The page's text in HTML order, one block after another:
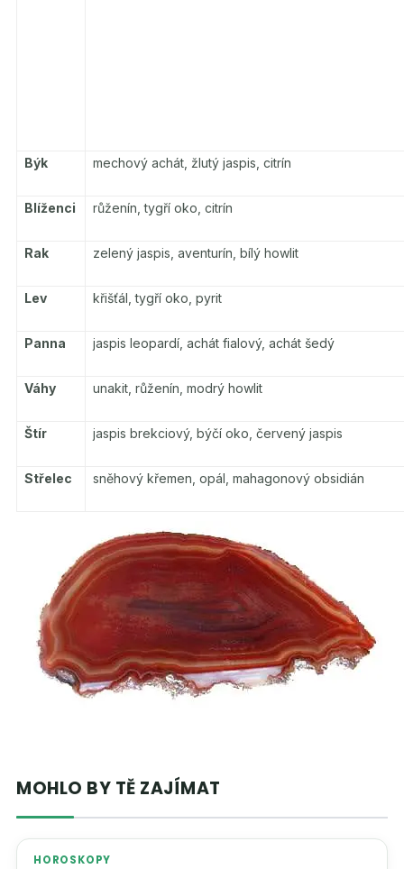
Býk mechový achát, žlutý jaspis, citrín
Blíženci růženín, tygří oko, citrín
Rak zelený jaspis, aventurín, bílý howlit
Lev křišťál, tygří oko, pyrit
Panna jaspis leopardí, achát fialový, achát šedý
Váhy unakit, růženín, modrý howlit
Štír jaspis brekciový, býčí oko, červený jaspis
Střelec sněhový křemen, opál, mahagonový obsidián
MOHLO BY TĚ ZAJÍMAT
HOROSKOPY